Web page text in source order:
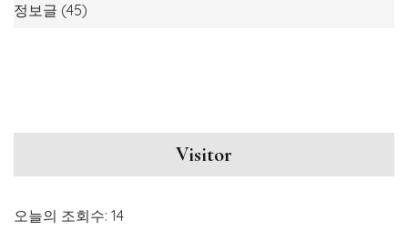
정보글 (45)
Visitor
오늘의 조회수: 14